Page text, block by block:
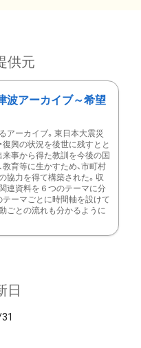
供元
波アーカイブ～希望
アーカイブ。東日本大震災
復興の状況を後世に残すとと
来事から得た教訓を今後の国
教育等に生かすため、市町村
協力を得て構築された。収
連資料を６つのテーマに分
テーマごとに時間軸を設けて
ごとの流れも分かるように
日